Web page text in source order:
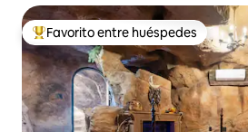
Favorito entre los huéspedes más
Favorito entre huéspedes